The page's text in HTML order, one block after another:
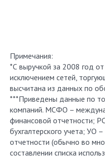
Примечания:
*С выручкой за 2008 год
исключением сетей,
высчитана из данных по
***Приведены данные по
компаний. МСФО –
финансовой отчетности;
бухгалтерского учета; УО
отчетности (обычно во
составлении списка